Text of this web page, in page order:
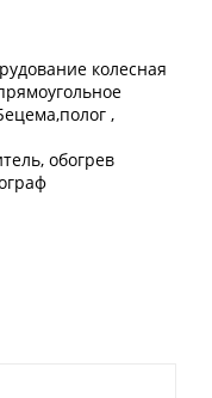
колесная
,
обогрев